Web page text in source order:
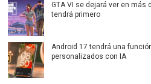
GTA VI se dejará ver en más
tendrá primero
Android 17 tendrá una
personalizados con IA